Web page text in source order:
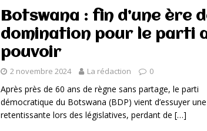
Botswana : fin d’une ère
domination pour le parti
pouvoir
2 novembre 2024 La rédaction 0
Après près de 60 ans de règne sans partage, le parti
démocratique du Botswana (BDP) vient d’essuyer
retentissante lors des législatives, perdant de […]